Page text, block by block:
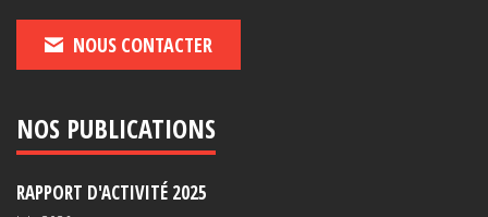
NOUS CONTACTER
NOS PUBLICATIONS
RAPPORT D'ACTIVITÉ 2025